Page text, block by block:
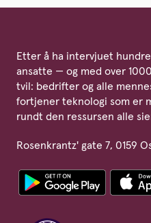
Etter å ha intervjuet
ansatte — og med over
tvil: bedrifter og alle
fortjener teknologi som er
rundt den ressursen alle
Rosenkrantz' gate 7, 0159